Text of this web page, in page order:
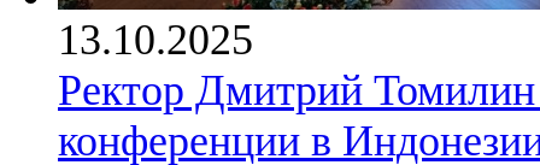
13.10.2025
Ректор Дмитрий
конференции в